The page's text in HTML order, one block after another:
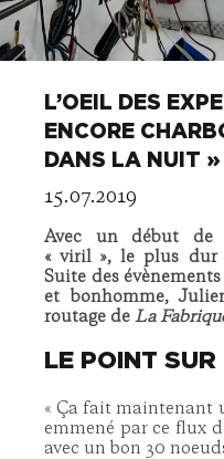
L’OEIL DES
ENCORE
DANS LA NUIT »
15.07.2019
Avec un début de
« viril », le plus dur
Suite des
et bonhomme,
routage de La
LE POINT
« Ça fait maintenant
emmené par ce flux
avec un bon 30